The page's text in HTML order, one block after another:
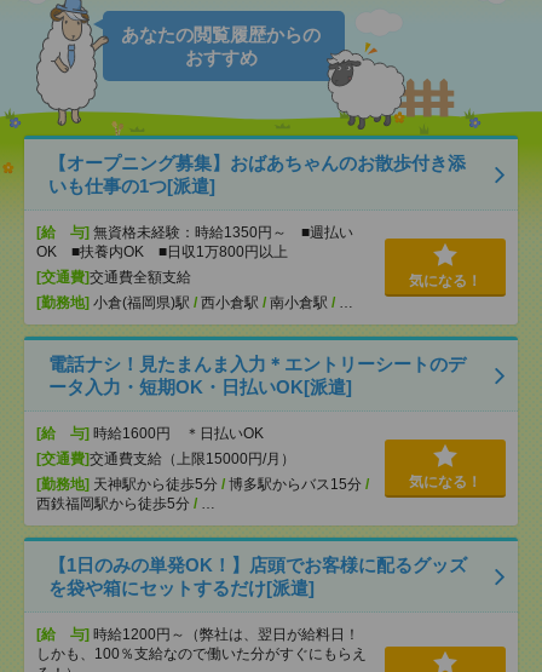
あなたの閲覧履歴からの
おすすめ
【オープニング募集】おばあちゃんのお散歩付き添
いも仕事の1つ[派遣]
[給 与] 無資格未経験：時給1350円～ ■週払い
OK ■扶養内OK ■日収1万800円以上
[交通費]交通費全額支給
[勤務地] 小倉(福岡県)駅 / 西小倉駅 / 南小倉駅 / …
気になる！
電話ナシ！見たまんま入力＊エントリーシートのデ
ータ入力・短期OK・日払いOK[派遣]
[給 与] 時給1600円 ＊日払いOK
[交通費]交通費支給（上限15000円/月）
[勤務地] 天神駅から徒歩5分 / 博多駅からバス15分 /
西鉄福岡駅から徒歩5分 / …
気になる！
【1日のみの単発OK！】店頭でお客様に配るグッズ
を袋や箱にセットするだけ[派遣]
[給 与] 時給1200円～（弊社は、翌日が給料日！
しかも、100％支給なので働いた分がすぐにもらえ